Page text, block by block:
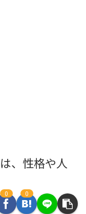
、性格や人
0 0